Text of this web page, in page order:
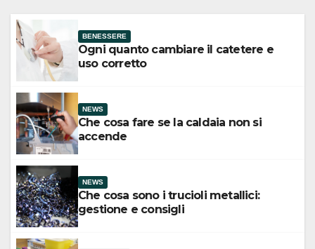
BENESSERE
Ogni quanto cambiare il catetere e
uso corretto
NEWS
Che cosa fare se la caldaia non si
accende
NEWS
Che cosa sono i trucioli metallici:
gestione e consigli